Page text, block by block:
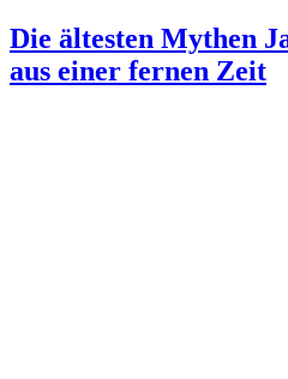
Die ältesten Mythen
aus einer fernen Zeit